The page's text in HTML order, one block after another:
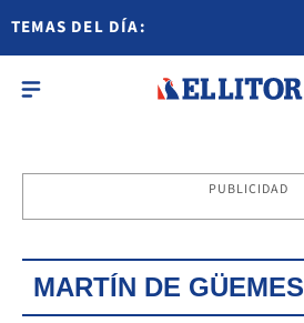
TEMAS DEL DÍA:
PUBLICIDAD
MARTÍN DE GÜEMES